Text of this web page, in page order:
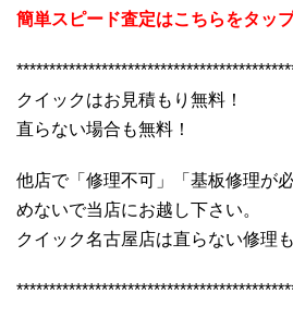
簡単スピード査定はこちらをタッ
クイックはお見積もり無料！
直らない場合も無料！
他店で「修理不可」「基板修理が
めないで当店にお越し下さい。
クイック名古屋店は直らない修理